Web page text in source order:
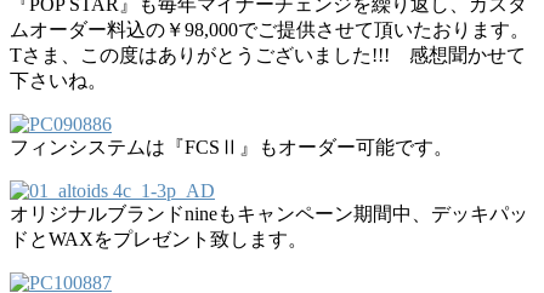
ムオーダー料込の￥98,000でご提供させて頂いたおります。
Tさま、この度はありがとうございました!!! 感想聞かせて
下さいね。
フィンシステムは『FCSⅡ』もオーダー可能です。
オリジナルブランドnineもキャンペーン期間中、デッキパッ
ドとWAXをプレゼント致します。